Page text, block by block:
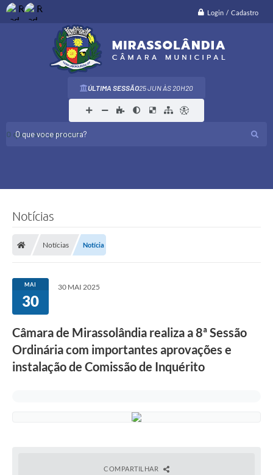
Login / Cadastro
ÚLTIMA SESSÃO25 JUN 20H20
O que voce procura?
Notícias
Notícias Notícia
MAI
30
30 MAI 2025
Câmara de Mirassolândia realiza a 8ª Sessão
Ordinária com importantes aprovações e
instalação de Comissão de Inquérito
COMPARTILHAR